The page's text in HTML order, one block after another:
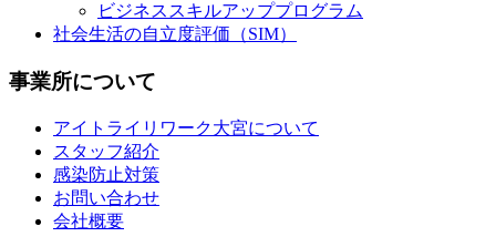
ビジネススキルアッププログラム
社会生活の自立度評価（SIM）
事業所について
アイトライリワーク大宮について
スタッフ紹介
感染防止対策
お問い合わせ
会社概要